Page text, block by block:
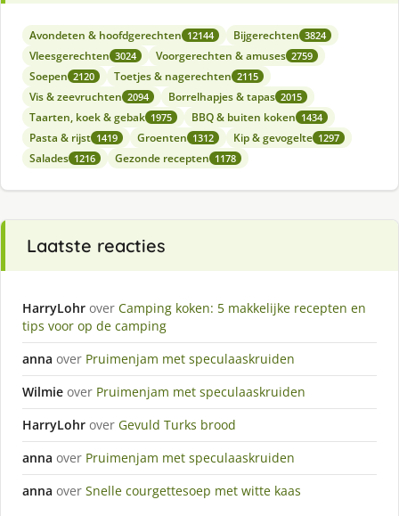
Avondeten & hoofdgerechten 12144 Bijgerechten 3824
Vleesgerechten 3024 Voorgerechten & amuses 2759
Soepen 2120 Toetjes & nagerechten 2115
Vis & zeevruchten 2094 Borrelhapjes & tapas 2015
Taarten, koek & gebak 1975 BBQ & buiten koken 1434
Pasta & rijst 1419 Groenten 1312 Kip & gevogelte 1297
Salades 1216 Gezonde recepten 1178
Laatste reacties
HarryLohr over Camping koken: 5 makkelijke recepten en
tips voor op de camping
anna over Pruimenjam met speculaaskruiden
Wilmie over Pruimenjam met speculaaskruiden
HarryLohr over Gevuld Turks brood
anna over Pruimenjam met speculaaskruiden
anna over Snelle courgettesoep met witte kaas